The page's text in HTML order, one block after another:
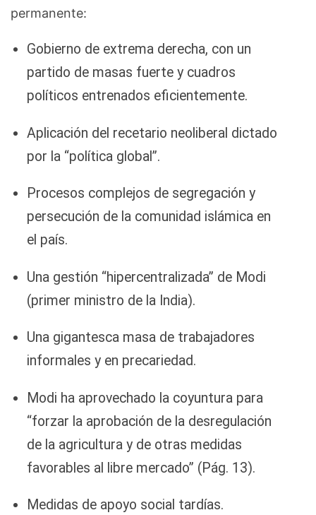
permanente:
Gobierno de extrema derecha, con un
partido de masas fuerte y cuadros
políticos entrenados eficientemente.
Aplicación del recetario neoliberal dictado
por la “política global”.
Procesos complejos de segregación y
persecución de la comunidad islámica en
el país.
Una gestión “hipercentralizada” de Modi
(primer ministro de la India).
Una gigantesca masa de trabajadores
informales y en precariedad.
Modi ha aprovechado la coyuntura para
“forzar la aprobación de la desregulación
de la agricultura y de otras medidas
favorables al libre mercado” (Pág. 13).
Medidas de apoyo social tardías.